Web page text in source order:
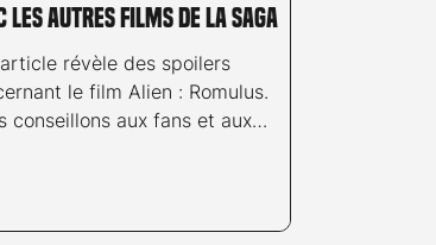
les autres films de la saga
révèle des spoilers
le film Alien : Romulus.
conseillons aux fans et aux